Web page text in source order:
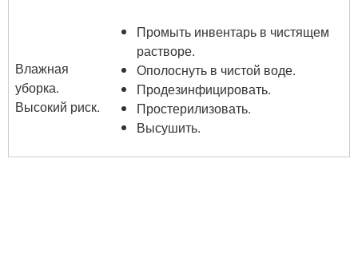
Влажная
уборка.
Высокий риск.
Промыть инвентарь в чистящем
растворе.
Ополоснуть в чистой воде.
Продезинфицировать.
Простерилизовать.
Высушить.